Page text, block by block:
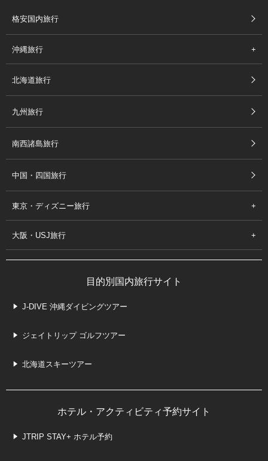
格安国内旅行
沖縄旅行
北海道旅行
九州旅行
南西諸島旅行
中国・四国旅行
東京・ディズニー旅行
大阪・USJ旅行
目的別国内旅行サイト
J-DIVE 沖縄ダイビングツアー
ジェイトリップ ゴルフツアー
北海道スキーツアー
ホテル・アクティビティ予約サイト
JTRIP STAY+ ホテル予約